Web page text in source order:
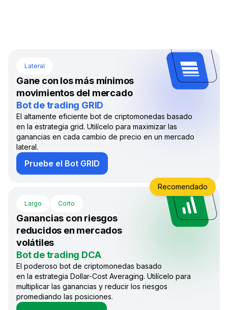
Lateral
Gane con los más mínimos
movimientos del mercado
Bot de trading GRID
El altamente eficiente bot de criptomonedas basado
en la estrategia grid. Utilícelo para maximizar las
ganancias en cada cambio de precio en un mercado
lateral.
Pruebe el Bot GRID
Largo Corto
Ganancias con riesgos
reducidos en mercados
volátiles
Bot de trading DCA
El poderoso bot de criptomonedas basado
en la estrategia Dollar-Cost Averaging. Utilícelo para
multiplicar las ganancias y reducir los riesgos
promediando las posiciones.
Recomendado